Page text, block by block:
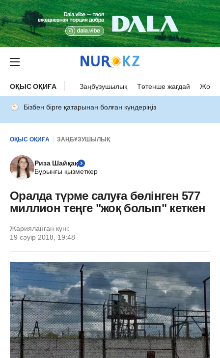
ОҚЫС ОҚИҒА Заңбұзушылық Төтенше жағдай Жол
Бізбен бірге қатарынан болған күндеріңіз
ОҚЫС ОҚИҒА ЗАҢБҰЗУШЫЛЫҚ
Риза Шайқақ
Бұрынғы қызметкер
Оралда түрме салуға бөлінген 577
миллион теңге "жоқ болып" кеткен
Жарияланған күні:
19 сәуір 2018, 19:48